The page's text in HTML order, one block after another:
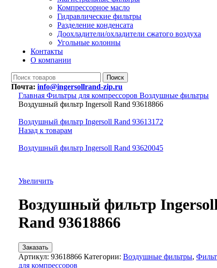
Компрессорное масло
Гидравлические фильтры
Разделение конденсата
Доохладители/охладители сжатого воздуха
Угольные колонны
Контакты
О компании
Поиск
Почта: info@ingersollrand-zip.ru
Главная Фильтры для компрессоров Воздушные фильтры
Воздушный фильтр Ingersoll Rand 93618866
Воздушный фильтр Ingersoll Rand 93613172
Назад к товарам
Воздушный фильтр Ingersoll Rand 93620045
Увеличить
Воздушный фильтр
Rand 93618866
Заказать
Артикул: 93618866 Категории: Воздушные фильтры,
для компрессоров